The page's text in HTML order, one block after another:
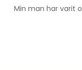
Min man har varit